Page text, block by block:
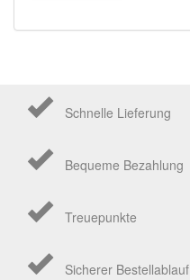
Schnelle Lieferung
Bequeme Bezahlung
Treuepunkte
Sicherer Bestellablauf